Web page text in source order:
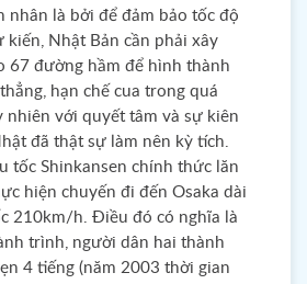
nhân là bởi để đảm bảo tốc độ
kiến, Nhật Bản cần phải xây
67 đường hầm để hình thành
hạn chế cua trong quá
nhiên với quyết tâm và sự kiên
đã thật sự làm nên kỳ tích.
tốc Shinkansen chính thức lăn
hiện chuyến đi đến Osaka dài
210km/h. Điều đó có nghĩa là
trình, người dân hai thành
4 tiếng (năm 2003 thời gian